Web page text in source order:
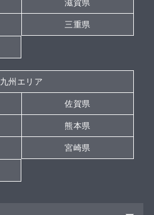
滋賀県
三重県
九州エリア
佐賀県
熊本県
宮崎県